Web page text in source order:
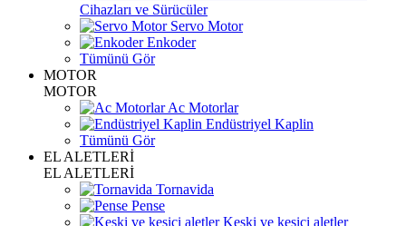
Cihazları ve Sürücüler
Servo Motor
Enkoder
Tümünü Gör
MOTOR
MOTOR
Ac Motorlar
Endüstriyel Kaplin
Tümünü Gör
EL ALETLERİ
EL ALETLERİ
Tornavida
Pense
Keski ve kesici aletler